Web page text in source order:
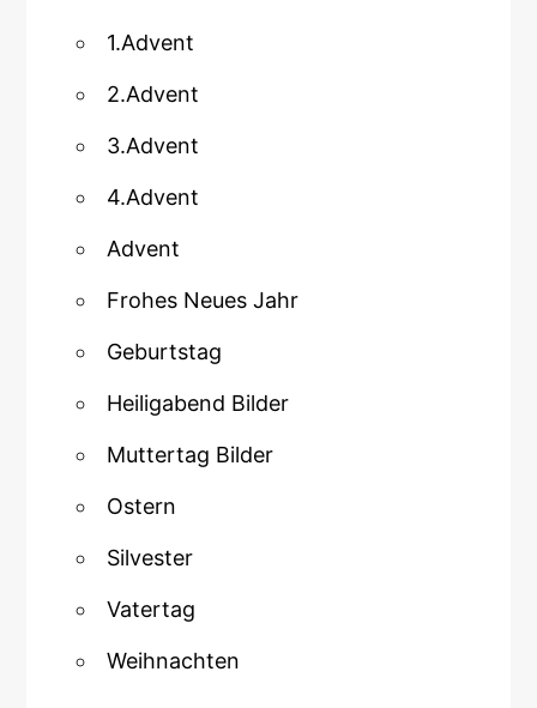
1.Advent
2.Advent
3.Advent
4.Advent
Advent
Frohes Neues Jahr
Geburtstag
Heiligabend Bilder
Muttertag Bilder
Ostern
Silvester
Vatertag
Weihnachten